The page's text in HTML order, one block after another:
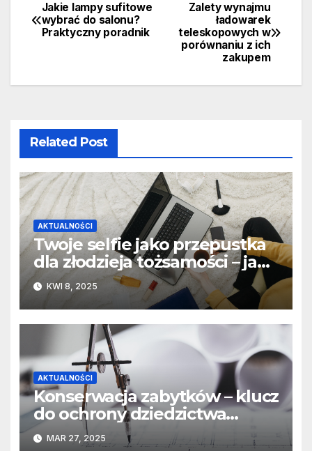
Nawigacja
wpisu
Zalety wynajmu
ładowarek
teleskopowych w
porównaniu z ich
zakupem
Jakie lampy sufitowe
wybrać do salonu?
Praktyczny poradnik
Related Post
AKTUALNOŚCI
Twoje selfie jako przepustka
dla złodzieja tożsamości – jak
przestępcy wykorzystują
zdjęcia z sieci
KWI 8, 2025
AKTUALNOŚCI
Konserwacja zabytków – klucz
do ochrony dziedzictwa
kulturowego
MAR 27, 2025